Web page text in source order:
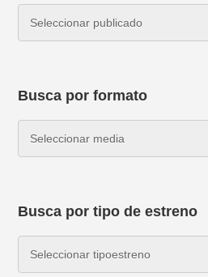
Busca por formato
Busca por tipo de estreno